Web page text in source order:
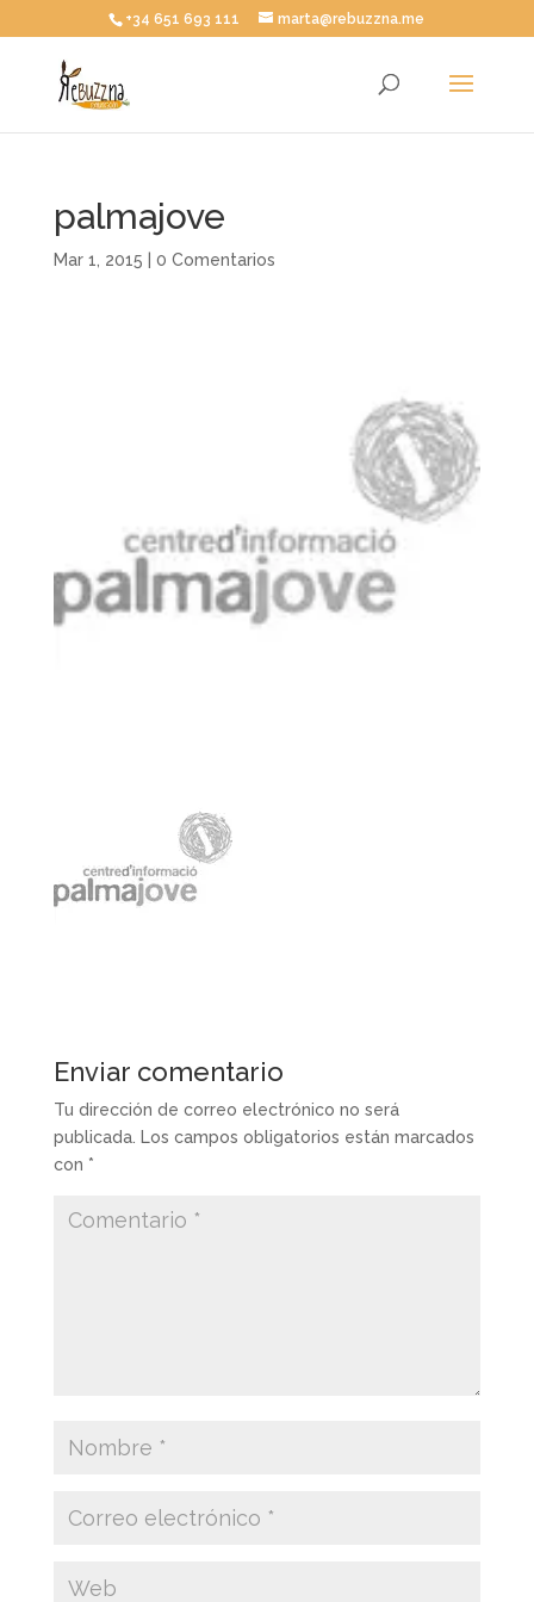
+34 651 693 111 marta@rebuzzna.me
palmajove
Mar 1, 2015 0 Comentarios
Enviar comentario
Tu dirección de correo electrónico no será
publicada. Los campos obligatorios están marcados
con *